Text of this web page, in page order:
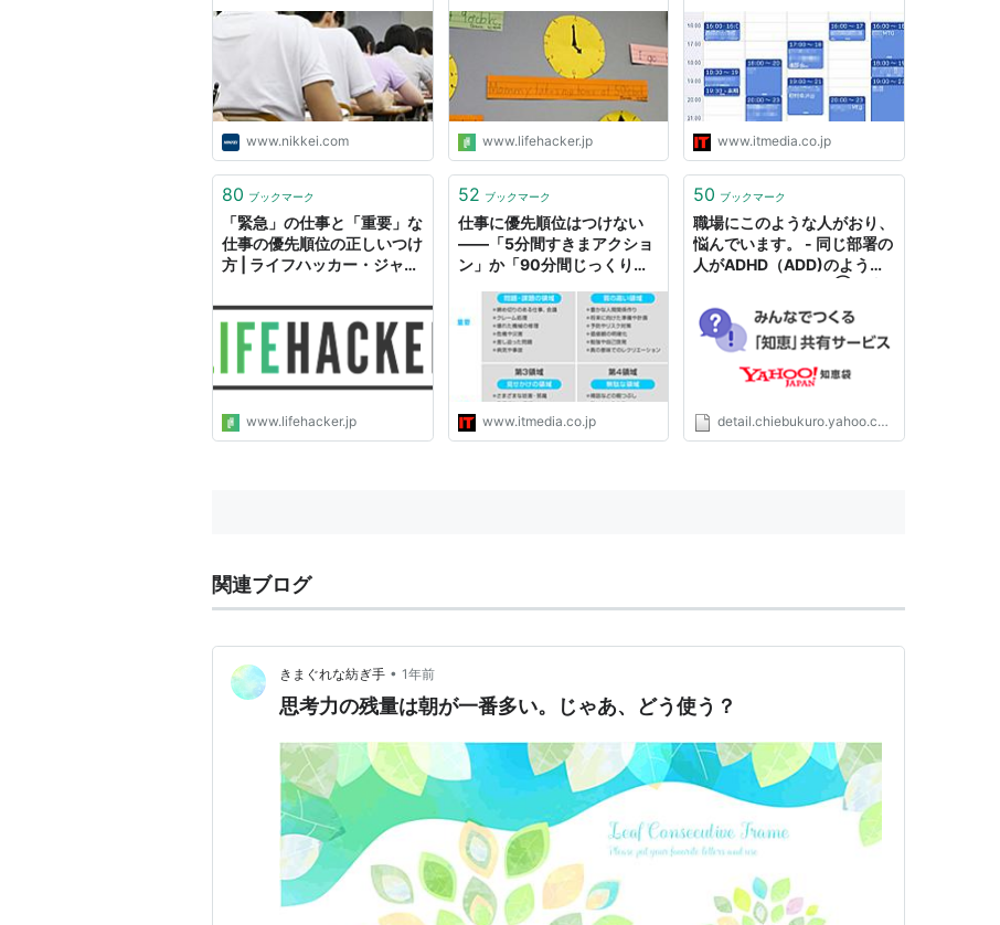
www.nikkei.com www.lifehacker.jp www.itmedia.co.jp
80 ブックマーク
「緊急」の仕事と「重要」な
仕事の優先順位の正しいつけ
方 | ライフハッカー・ジャパ
www.lifehacker.jp
52 ブックマーク
仕事に優先順位はつけない
――「5分間すきまアクショ
ン」か「90分間じっくりア
www.itmedia.co.jp
50 ブックマーク
職場にこのような人がおり、
悩んでいます。 - 同じ部署の
人がADHD（ADD)のよう
の優先順位がつけられない。
②期... - Yahoo!知恵袋
detail.chiebukuro.yahoo.co.jp
関連ブログ
きまぐれな紡ぎ手 • 1年前
思考力の残量は朝が一番多い。じゃあ、どう使う？